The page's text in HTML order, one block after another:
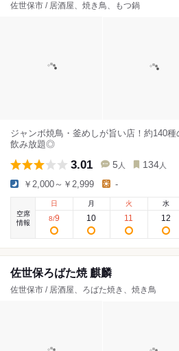
佐世保市 / 居酒屋、焼き鳥、もつ鍋
ジャンボ焼鳥・釜めしが旨い店！約140
飲み放題◎
3.01 5 人 134 人
￥2,000～￥2,999 -
空席
情報
日
8/9
月
10
火
11
水
12
佐世保ろばた焼 麒麟
佐世保市 / 居酒屋、ろばた焼き、焼き鳥